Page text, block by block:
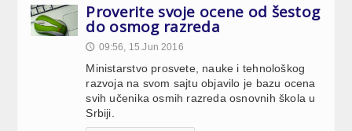
Proverite svoje ocene od šestog
do osmog razreda
🕔 09:56, 15.Jun 2016
Ministarstvo prosvete, nauke i tehnološkog
razvoja na svom sajtu objavilo je bazu ocena
svih učenika osmih razreda osnovnih škola u
Srbiji.